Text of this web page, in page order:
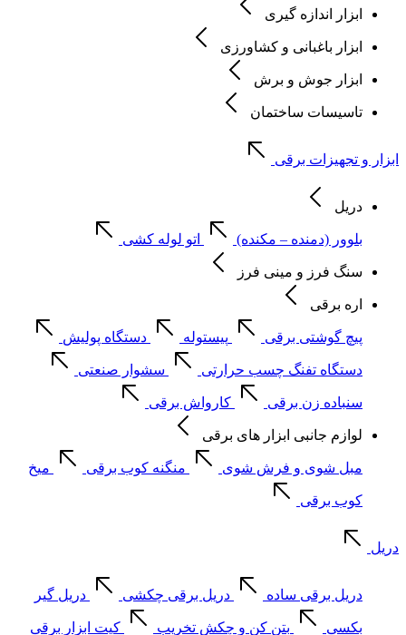
ابزار اندازه گیری
ابزار باغبانی و کشاورزی
ابزار جوش و برش
تاسیسات ساختمان
ابزار و تجهیزات برقی
دریل
بلوور (دمنده – مکنده) اتو لوله کشی
سنگ فرز و مینی فرز
اره برقی
پیچ گوشتی برقی پیستوله دستگاه پولیش
دستگاه تفنگ چسب حرارتی سشوار صنعتی
سنباده زن برقی کارواش برقی
لوازم جانبی ابزار های برقی
مبل شوی و فرش شوی منگنه کوب برقی میخ
کوب برقی
دریل
دریل برقی ساده دریل برقی چکشی دریل گیر
بکسی بتن کن و چکش تخریب کیت ابزار برقی